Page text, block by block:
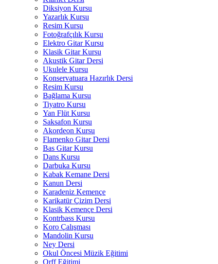
Diksiyon Kursu
Yazarlık Kursu
Resim Kursu
Fotoğrafçılık Kursu
Elektro Gitar Kursu
Klasik Gitar Kursu
Akustik Gitar Dersi
Ukulele Kursu
Konservatuara Hazırlık Dersi
Resim Kursu
Bağlama Kursu
Tiyatro Kursu
Yan Flüt Kursu
Saksafon Kursu
Akordeon Kursu
Flamenko Gitar Dersi
Bas Gitar Kursu
Dans Kursu
Darbuka Kursu
Kabak Kemane Dersi
Kanun Dersi
Karadeniz Kemençe
Karikatür Çizim Dersi
Klasik Kemençe Dersi
Kontrbass Kursu
Koro Çalışması
Mandolin Kursu
Ney Dersi
Okul Öncesi Müzik Eğitimi
Orff Eğitimi